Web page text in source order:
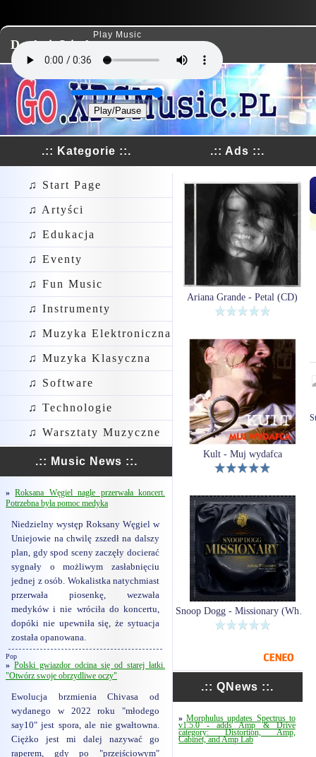
Play Music
Play/Pause
Dodaj Link
.:: Ads ::.
Ariana Grande - Petal (CD)
Kult - Muj wydafca
Snoop Dogg - Missionary (White Picture) (Winyl)
.:: QNews ::.
» Morphulus updates Spectrus to
v1.5.0 - adds Amp & Drive
category: Distortion, Amp,
Cabinet, and Amp Lab
.:: Kategorie ::.
♫ Start Page
♫ Artyści
♫ Edukacja
♫ Eventy
♫ Fun Music
♫ Instrumenty
♫ Muzyka Elektroniczna
♫ Muzyka Klasyczna
♫ Software
♫ Technologie
♫ Warsztaty Muzyczne
.:: Music News ::.
» Roksana Węgiel nagle przerwała koncert.
Potrzebna była pomoc medyka
Niedzielny występ Roksany Węgiel w
Uniejowie na chwilę zszedł na dalszy
plan, gdy spod sceny zaczęły docierać
sygnały o możliwym zasłabnięciu
jednej z osób. Wokalistka natychmiast
przerwała piosenkę, wezwała
medyków i nie wróciła do koncertu,
dopóki nie upewniła się, że sytuacja
została opanowana.
Pop
» Polski gwiazdor odcina się od starej łatki.
"Otwórz swoje obrzydliwe oczy"
Ewolucja brzmienia Chivasa od
wydanego w 2022 roku "młodego
say10" jest spora, ale nie gwałtowna.
Ciężko jest mi dalej nazywać go
raperem, gdy po "przejściowym"